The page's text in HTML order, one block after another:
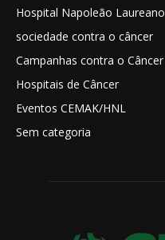
Hospital Napoleão Laureano
sociedade contra o câncer
Campanhas contra o Câncer
Hospitais de Câncer
Eventos CEMAK/HNL
Sem categoria